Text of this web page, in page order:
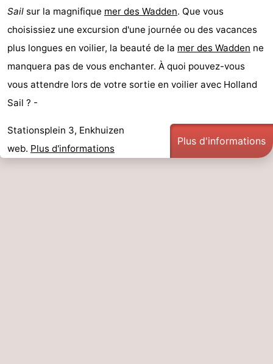
Sail sur la magnifique mer des Wadden. Que vous
choisissiez une excursion d'une journée ou des vacances
plus longues en voilier, la beauté de la mer des Wadden ne
manquera pas de vous enchanter. À quoi pouvez-vous
vous attendre lors de votre sortie en voilier avec Holland
Sail ? -
Stationsplein 3, Enkhuizen
web. Plus d'informations
Plus d'informations